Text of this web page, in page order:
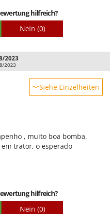
Zustand an.
Pumpeneffizienz
hilfreich?
Nein (0)
2023
2023
Siehe Einzelheiten
, muito boa bomba,
trator, o esperado
hilfreich?
Nein (0)